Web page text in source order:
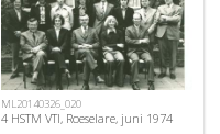
ML20140326_020
4 HSTM VTI, Roeselare, juni 1974